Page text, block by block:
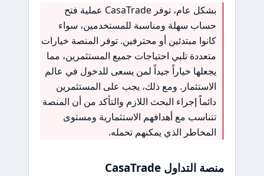
بشكل عام، توفر CasaTrade عملية فتح
حساب سهلة ومناسبة للمستخدمين، سواء
كانوا مبتدئين أو محترفين. توفر المنصة خيارات
متعددة تلبي احتياجات جميع المستثمرين، مما
يجعلها خياراً جيداً لمن يسعى للدخول في عالم
الاستثمار. ومع ذلك، يجب على المستثمرين
دائماً إجراء البحث اللازم والتأكد من أن المنصة
تتناسب مع أهدافهم الاستثمارية ومستوى
المخاطر الذي يمكنهم تحمله.
منصة التداول CasaTrade